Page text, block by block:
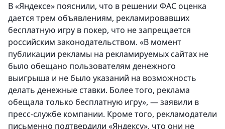
В «Яндексе» пояснили, что в решении ФАС оценка
дается трем объявлениям, рекламировавших
бесплатную игру в покер, что не запрещается
российским законодательством. «В момент
публикации рекламы на рекламируемых сайтах не
было обещано пользователям денежного
выигрыша и не было указаний на возможность
делать денежные ставки. Более того, реклама
обещала только бесплатную игру», — заявили в
пресс-службе компании. Кроме того, рекламодатели
письменно подтвердили «Яндексу», что они не